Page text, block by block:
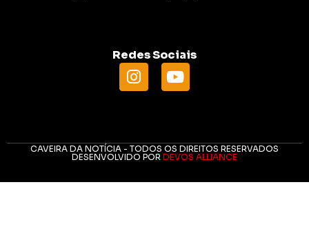
Redes Sociais
CAVEIRA DA NOTÍCIA - TODOS OS DIREITOS RESERVADOS
DESENVOLVIDO POR DEVOS ALLIANCE